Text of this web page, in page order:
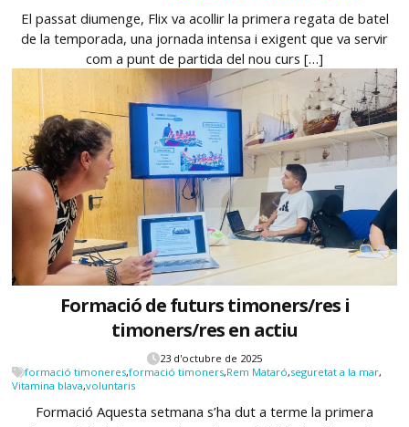
El passat diumenge, Flix va acollir la primera regata de batel
de la temporada, una jornada intensa i exigent que va servir
com a punt de partida del nou curs […]
Formació de futurs timoners/res i
timoners/res en actiu
23 d'octubre de 2025
formació timoneres,formació timoners,Rem Mataró,seguretat a la mar,
Vitamina blava,voluntaris
Formació Aquesta setmana s’ha dut a terme la primera